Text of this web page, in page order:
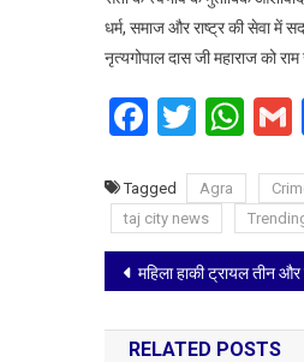
धर्म, समाज और राष्ट्र की सेवा में
नृत्यगोपाल दास जी महाराज को
Facebook
Tagged Agra
taj city news
Post
navigation
महिला हाकी ट्रायल तीन और चार सितंबर को
RELATED POSTS